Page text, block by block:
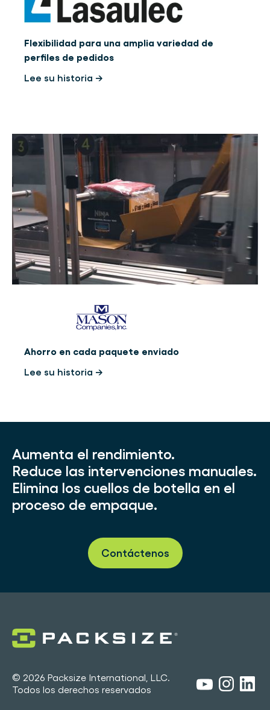
Flexibilidad para una amplia variedad de
perfiles de pedidos
Lee su historia →
Ahorro en cada paquete enviado
Lee su historia →
Aumenta el rendimiento.
Reduce las intervenciones manuales.
Elimina los cuellos de botella en el
proceso de empaque.
Contáctenos
© 2026 Packsize International, LLC.
Todos los derechos reservados